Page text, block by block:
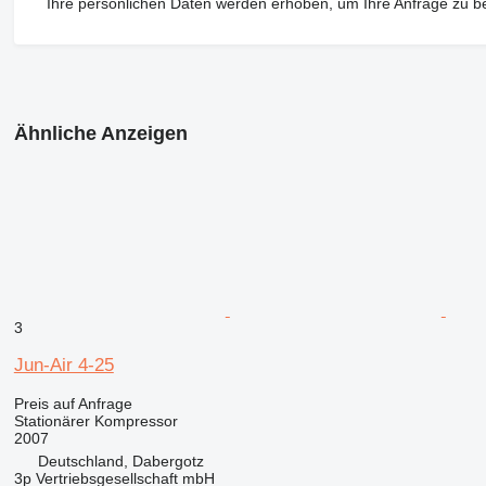
Ähnliche Anzeigen
3
Jun-Air 4-25
Preis auf Anfrage
Stationärer Kompressor
2007
Deutschland, Dabergotz
3p Vertriebsgesellschaft mbH